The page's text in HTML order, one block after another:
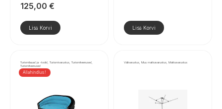
125,00 €
Lisa Korvi Lisa Korvi
Allahindlus!
Turismilauad ja -toolid, Turismivarustus, Turismiteenused,
Turismiteenused
Välivarustus, Muu matkavarustus, Matkavarustus